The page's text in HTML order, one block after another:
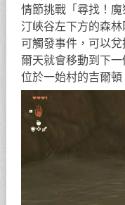
情節挑戰「尋找！
汀峽谷左下方的森
可觸發事件，可以
爾天就會移動到下
位於一始村的吉爾頓